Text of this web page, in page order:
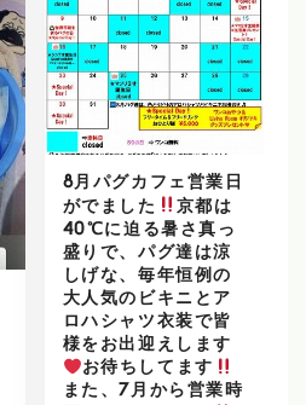
8月パグカフェ営業日
がでました
京都は
40℃に迫る暑さ真っ
盛りで、パグ達は涼
しげな、毎年恒例の
大人気のビキニとア
ロハシャツ衣装で皆
様をお出迎えします
お待ちしてます
また、7月から営業時